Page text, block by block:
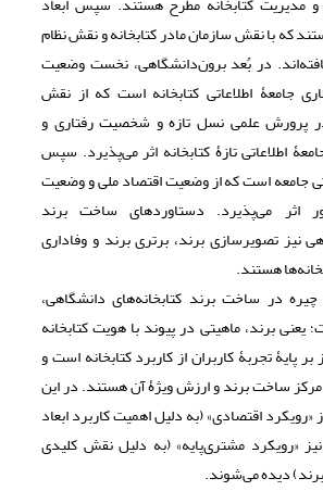
که با نقش سازمان مادر کتابخانه و نقش نظام
در بُعد برون‌دانشگاهی، نخست وضعیت
جامعۀ اطلاعاتی کتابخانه است که از نقش
پرورش علمی نسل تازه و شخصیت رفتاری و
اطلاعاتی تازۀ کتابخانه اثر می‌پذیرد. سپس
جامعه است که از وضعیت اقتصاد ملی و وضعیت
اثر می‌پذیرد. دستاوردهای ساخت برند
نیز تصویرسازی برند، برتری برند و وفاداری
هستند.
در ساخت برند کتابخانه‌های دانشگاهی،
یعنی برند، ماهیتی در پیوند با هویت کتابخانه
پایۀ تجربۀ کاربران از کاربرد کتابخانه است و
مرکز ساخت برند و ارزش ویژۀ آن هستند. در این
«رویکرد اقتصادی» (به دلیل اهمیت کاربرد ابعاد
نیز «رویکرد مشتری‌پایه» (به دلیل نقش کلیدی
دیده می‌شوند.